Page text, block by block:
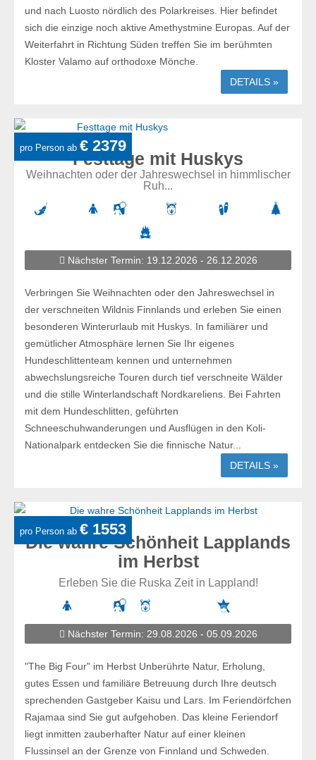
und nach Luosto nördlich des Polarkreises. Hier befindet
sich die einzige noch aktive Amethystmine Europas. Auf der
Weiterfahrt in Richtung Süden treffen Sie im berühmten
Kloster Valamo auf orthodoxe Mönche.
DETAILS »
pro Person ab € 2379
Festtage mit Huskys
Weihnachten oder der Jahreswechsel in himmlischer
Ruh...
Nächster Termin: 19.12.2026 - 26.12.2026
Verbringen Sie Weihnachten oder den Jahreswechsel in
der verschneiten Wildnis Finnlands und erleben Sie einen
besonderen Winterurlaub mit Huskys. In familiärer und
gemütlicher Atmosphäre lernen Sie Ihr eigenes
Hundeschlittenteam kennen und unternehmen
abwechslungsreiche Touren durch tief verschneite Wälder
und die stille Winterlandschaft Nordkareliens. Bei Fahrten
mit dem Hundeschlitten, geführten
Schneeschuhwanderungen und Ausflügen in den Koli-
Nationalpark entdecken Sie die finnische Natur...
DETAILS »
pro Person ab € 1553
Die wahre Schönheit Lapplands
im Herbst
Erleben Sie die Ruska Zeit in Lappland!
Nächster Termin: 29.08.2026 - 05.09.2026
"The Big Four" im Herbst Unberührte Natur, Erholung,
gutes Essen und familiäre Betreuung durch Ihre deutsch
sprechenden Gastgeber Kaisu und Lars. Im Feriendörfchen
Rajamaa sind Sie gut aufgehoben. Das kleine Feriendorf
liegt inmitten zauberhafter Natur auf einer kleinen
Flussinsel an der Grenze von Finnland und Schweden.